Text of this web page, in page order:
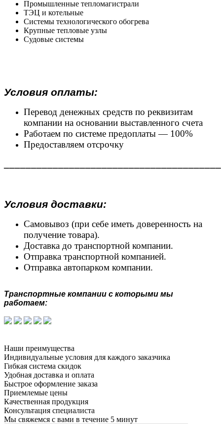
Промышленные тепломагистрали
ТЭЦ и котельные
Системы технологического обогрева
Крупные тепловые узлы
Судовые системы
Условия оплаты:
Перевод денежных средств по реквизитам
компании на основании выставленного счета
Работаем по системе предоплаты — 100%
Предоставляем отсрочку
Условия доставки:
Самовывоз (при себе иметь доверенность на
получение товара).
Доставка до транспортной компании.
Отправка транспортной компанией.
Отправка автопарком компании.
Транспортные компании с которыми мы
работаем:
Наши преимущества
Индивидуальные условия для каждого заказчика
Гибкая система скидок
Удобная доставка и оплата
Быстрое оформление заказа
Приемлемые цены
Качественная продукция
Консультация специалиста
Мы свяжемся с вами в течение 5 минут